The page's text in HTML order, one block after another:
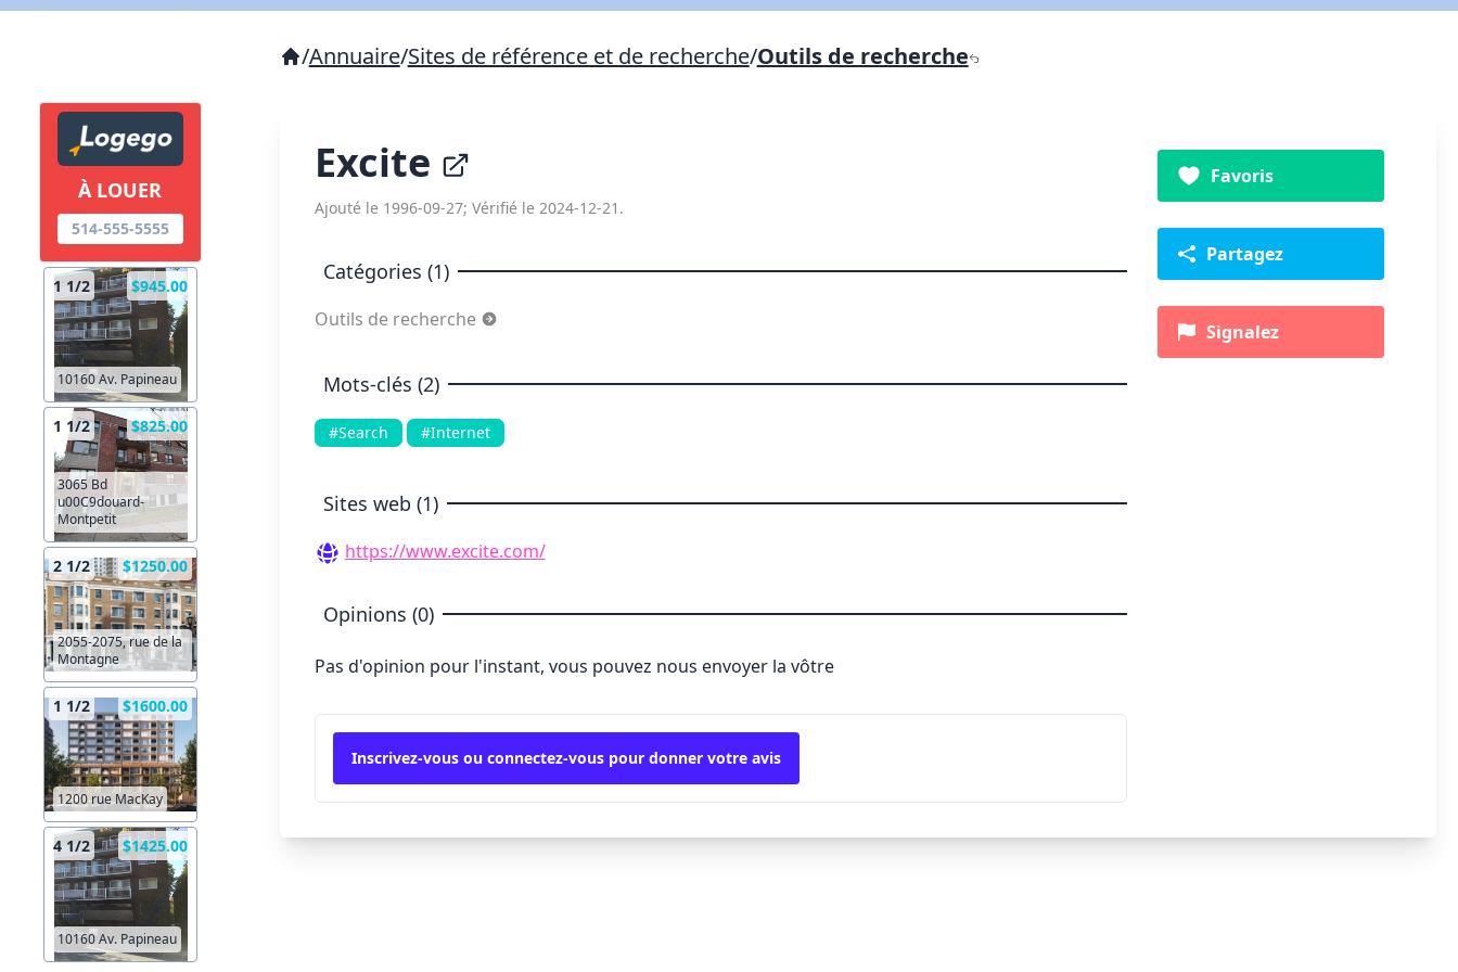
À LOUER
514-555-5555
1 1/2 $945.00
10160 Av. Papineau
1 1/2 $825.00
3065 Bd
u00C9douard-
Montpetit
2 1/2 $1250.00
2055-2075, rue de la
Montagne
1 1/2 $1600.00
1200 rue MacKay
4 1/2 $1425.00
10160 Av. Papineau
/Annuaire/Sites de référence et de recherche/Outils de recherche
Excite
Ajouté le 1996-09-27; Vérifié le 2024-12-21.
Catégories (1)
Outils de recherche
Mots-clés (2)
#Search #Internet
Sites web (1)
https://www.excite.com/
Opinions (0)
Pas d'opinion pour l'instant, vous pouvez nous envoyer la vôtre
Inscrivez-vous ou connectez-vous pour donner votre avis
Favoris
Partagez
Signalez
X Fermer Envoyez
Copier lien